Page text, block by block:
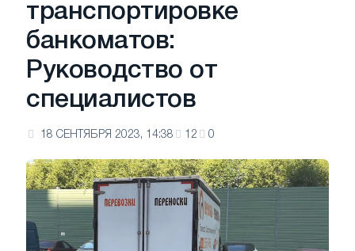
транспортировке
банкоматов:
Руководство от
специалистов
18 СЕНТЯБРЯ 2023, 14:38 12 0